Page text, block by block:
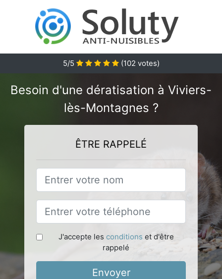
5/5 (102 votes)
Besoin d'une dératisation à Viviers-
lès-Montagnes ?
ÊTRE RAPPELÉ
J'accepte les conditions et d'être
rappelé
Envoyer